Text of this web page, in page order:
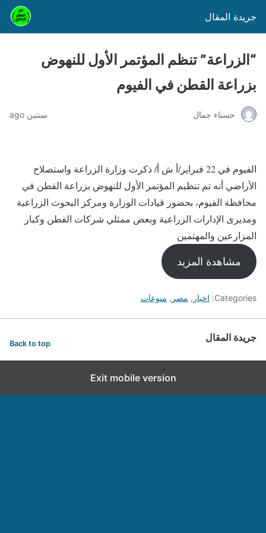
جريدة المقال
“الزراعة” تنظم المؤتمر الأول للنهوض
بزراعة القطن في الفيوم
حسناء جمال سنتين ago
الفيوم في 22 فبراير/أ ش أ/ ذكرت وزارة الزراعة واستصلاح
الأراضي أنه تم تنظيم المؤتمر الأول للنهوض بزراعة القطن في
محافظة الفيوم، بحضور قيادات الوزارة ومركز البحوث الزراعية
ومديرى الإدارات الزراعية وبعض ممثلي شركات القطن وكبار
المزارعين والمهتمين
مشاهدة المزيد
Categories: اخبار , مصر , منوعات
جريدة المقال Back to top
Exit mobile version